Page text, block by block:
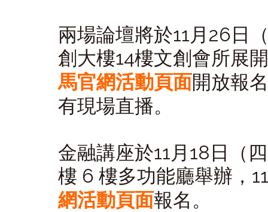
兩場論壇將於11月26日
創大樓14樓文創會所展
馬官網活動頁面開放報
有現場直播。
金融講座於11月18日（
樓 6 樓多功能廳舉辦，
網活動頁面報名。